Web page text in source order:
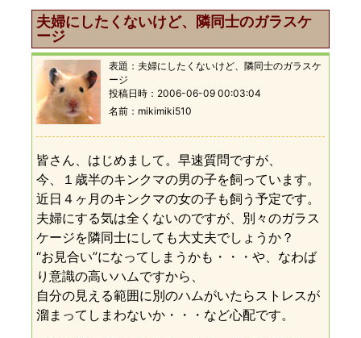
夫婦にしたくないけど、隣同士のガラスケ
ージ
表題： 夫婦にしたくないけど、隣同士のガラスケ
ージ
投稿日時： 2006-06-09 00:03:04
名前
mikimiki510
皆さん、はじめまして。早速質問ですが、
今、１歳半のキンクマの男の子を飼っています。
近日４ヶ月のキンクマの女の子も飼う予定です。
夫婦にする気は全くないのですが、別々のガラス
ケージを隣同士にしても大丈夫でしょうか？
“お見合い”になってしまうかも・・・や、なわば
り意識の高いハムですから、
自分の見える範囲に別のハムがいたらストレスが
溜まってしまわないか・・・など心配です。